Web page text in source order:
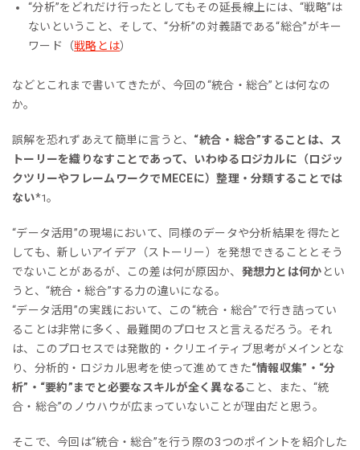
“分析”をどれだけ行ったとしてもその延長線上には、“戦略”は
ないということ、そして、“分析”の対義語である“総合”がキー
ワード（戦略とは）
などとこれまで書いてきたが、今回の“統合・総合”とは何なの
か。
誤解を恐れずあえて簡単に言うと、 “統合・総合”することは、ス
トーリーを織りなすことであって、いわゆるロジカルに（ロジッ
クツリーやフレームワークで MECEに）整理・分類することでは
ない*1。
“データ活用”の現場において、同様のデータや分析結果を得たと
しても、新しいアイデア（ストーリー）を発想できることとそう
でないことがあるが、この差は何が原因か、 発想力とは何か とい
うと、“統合・総合”する力の違いになる。
“データ活用”の実践において、この“統合・総合”で行き詰ってい
ることは非常に多く、最難関のプロセスと言えるだろう。それ
は、このプロセスでは発散的・クリエイティブ思考がメインとな
り、分析的・ロジカル思考を使って進めてきた“情報収集”・“分
析”・“要約”までと必要なスキルが全く異なること、また、“統
合・総合”のノウハウが広まっていないことが理由だと思う。
そこで、今回は“統合・総合”を行う際の3つのポイントを紹介した